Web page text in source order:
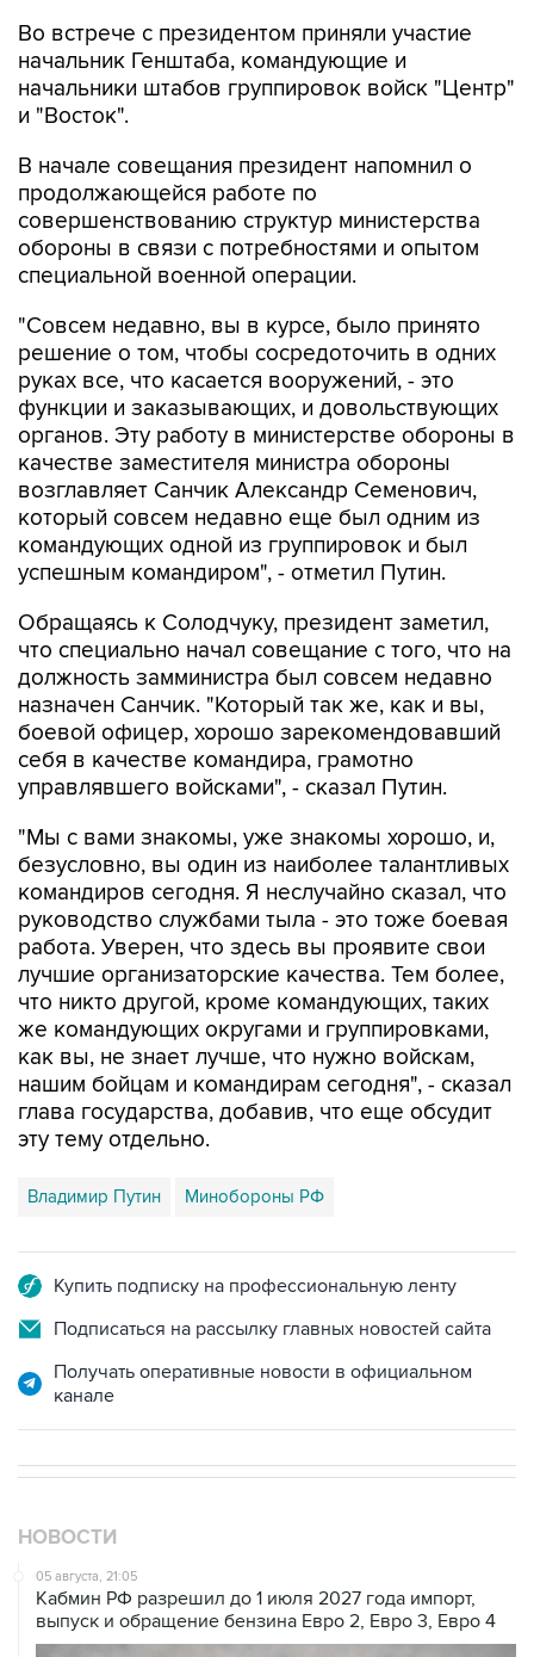
Во встрече с президентом приняли участие
начальник Генштаба, командующие и
начальники штабов группировок войск "Центр"
и "Восток".
В начале совещания президент напомнил о
продолжающейся работе по
совершенствованию структур министерства
обороны в связи с потребностями и опытом
специальной военной операции.
"Совсем недавно, вы в курсе, было принято
решение о том, чтобы сосредоточить в одних
руках все, что касается вооружений, - это
функции и заказывающих, и довольствующих
органов. Эту работу в министерстве обороны в
качестве заместителя министра обороны
возглавляет Санчик Александр Семенович,
который совсем недавно еще был одним из
командующих одной из группировок и был
успешным командиром", - отметил Путин.
Обращаясь к Солодчуку, президент заметил,
что специально начал совещание с того, что на
должность замминистра был совсем недавно
назначен Санчик. "Который так же, как и вы,
боевой офицер, хорошо зарекомендовавший
себя в качестве командира, грамотно
управлявшего войсками", - сказал Путин.
"Мы с вами знакомы, уже знакомы хорошо, и,
безусловно, вы один из наиболее талантливых
командиров сегодня. Я неслучайно сказал, что
руководство службами тыла - это тоже боевая
работа. Уверен, что здесь вы проявите свои
лучшие организаторские качества. Тем более,
что никто другой, кроме командующих, таких
же командующих округами и группировками,
как вы, не знает лучше, что нужно войскам,
нашим бойцам и командирам сегодня", - сказал
глава государства, добавив, что еще обсудит
эту тему отдельно.
Владимир Путин Минобороны РФ
Купить подписку на профессиональную ленту
Подписаться на рассылку главных новостей сайта
Получать оперативные новости в официальном
канале
НОВОСТИ
05 августа, 21:05
Кабмин РФ разрешил до 1 июля 2027 года импорт,
выпуск и обращение бензина Евро 2, Евро 3, Евро 4